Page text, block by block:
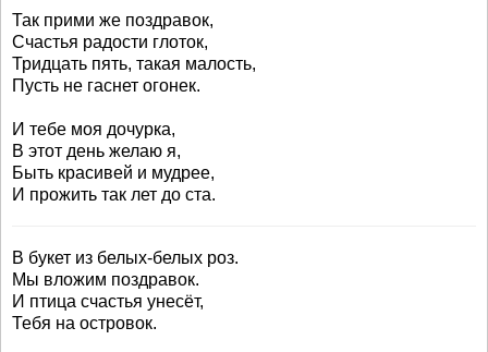
Так прими же поздравок,
Счастья радости глоток,
Тридцать пять, такая малость,
Пусть не гаснет огонек.
И тебе моя дочурка,
В этот день желаю я,
Быть красивей и мудрее,
И прожить так лет до ста.
В букет из белых-белых роз.
Мы вложим поздравок.
И птица счастья унесёт,
Тебя на островок.